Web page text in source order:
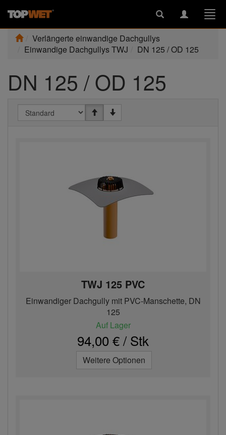
Toggle
Toggle
Verlängerte einwandige Dachgullys
Einwandige Dachgullys TWJ
DN 125 / OD 125
DN 125 / OD 125
TWJ 125 PVC
Einwandiger Dachgully mit PVC-Manschette, DN
125
Auf Lager
94,00 € / Stk
Weitere Optionen